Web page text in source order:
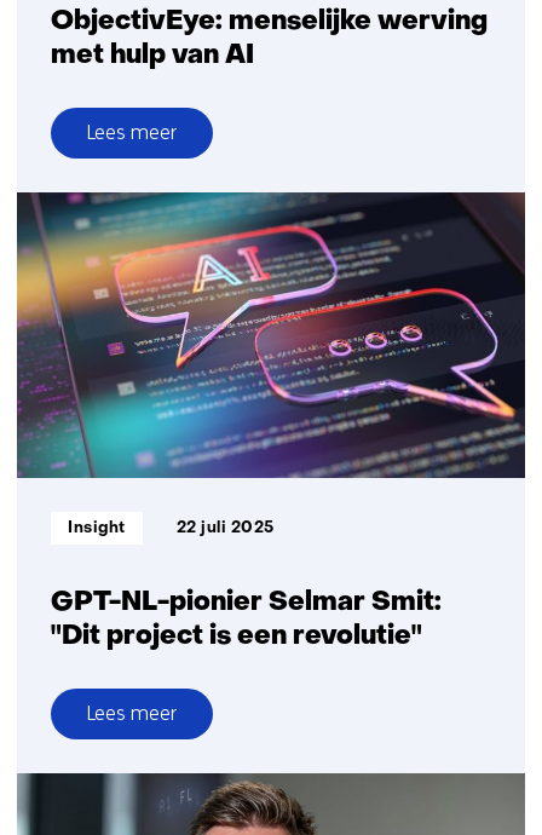
ObjectivEye: menselijke werving
met hulp van AI
Lees meer
over
ObjectivEye:
menselijke
werving
met
hulp
GPT-NL-pionier Selmar Smit:
"Dit project is een revolutie"
Informatietype:
Insight 22 juli 2025
Lees meer
over
GPT-